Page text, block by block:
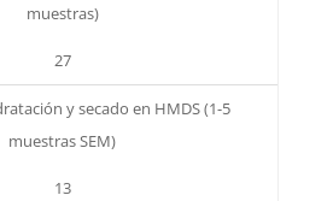
muestras)
27
y secado en HMDS (1-5
muestras SEM)
13